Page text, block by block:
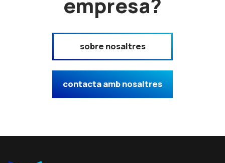
sobre nosaltres
contacta amb nosaltres